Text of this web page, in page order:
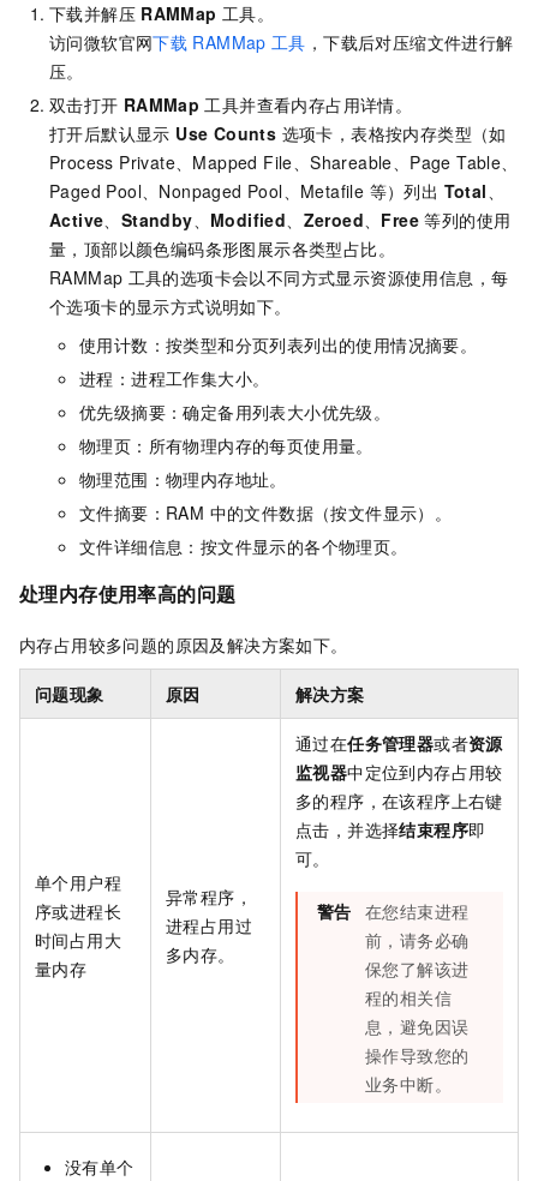
下载并解压 RAMMap 工具。
访问微软官网下载 RAMMap 工具 ，下载后对压缩文件进行解
压。
双击打开 RAMMap 工具并查看内存占用详情。
打开后默认显示 Use Counts 选项卡，表格按内存类型（如
Process Private、Mapped File、Shareable、Page Table、
Paged Pool、Nonpaged Pool、Metafile 等）列出 Total、
Active、 Standby、 Modified、 Zeroed、 Free 等列的使用
量，顶部以颜色编码条形图展示各类型占比。
RAMMap 工具的选项卡会以不同方式显示资源使用信息，每
个选项卡的显示方式说明如下。
使用计数：按类型和分页列表列出的使用情况摘要。
进程：进程工作集大小。
优先级摘要：确定备用列表大小优先级。
物理页：所有物理内存的每页使用量。
物理范围：物理内存地址。
文件摘要：RAM 中的文件数据（按文件显示）。
文件详细信息：按文件显示的各个物理页。
处理内存使用率高的问题
内存占用较多问题的原因及解决方案如下。
问题现象 原因 解决方案
单个用户程
序或进程长
时间占用大
量内存
异常程序，
进程占用过
多内存。
通过在任务管理器或者资源
监视器中定位到内存占用较
多的程序，在该程序上右键
点击，并选择结束程序即
可。
警告 在您结束进程
前，请务必确
保您了解该进
程的相关信
息，避免因误
操作导致您的
业务中断。
没有单个